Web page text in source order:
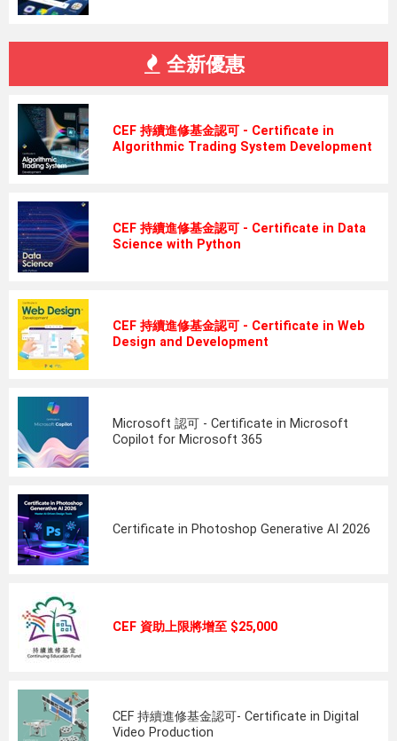
全新優惠
CEF 持續進修基金認可 - Certificate in
Algorithmic Trading System Development
CEF 持續進修基金認可 - Certificate in Data
Science with Python
CEF 持續進修基金認可 - Certificate in Web
Design and Development
Microsoft 認可 - Certificate in Microsoft
Copilot for Microsoft 365
Certificate in Photoshop Generative AI 2026
CEF 資助上限將增至 $25,000
CEF 持續進修基金認可- Certificate in Digital
Video Production